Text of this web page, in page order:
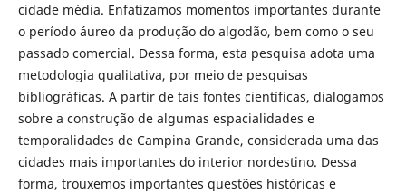
cidade média. Enfatizamos momentos importantes durante
o período áureo da produção do algodão, bem como o seu
passado comercial. Dessa forma, esta pesquisa adota uma
metodologia qualitativa, por meio de pesquisas
bibliográficas. A partir de tais fontes científicas, dialogamos
sobre a construção de algumas espacialidades e
temporalidades de Campina Grande, considerada uma das
cidades mais importantes do interior nordestino. Dessa
forma, trouxemos importantes questões históricas e